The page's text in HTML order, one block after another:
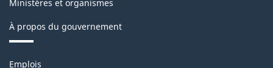
Ministères et organismes
À propos du gouvernement
Thèmes
Emplois